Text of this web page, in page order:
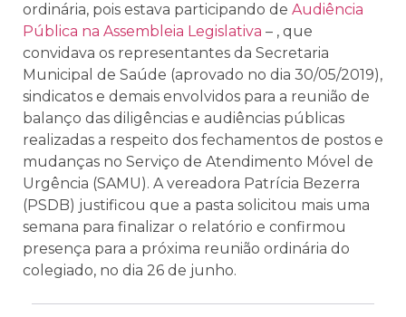
ordinária, pois estava participando de Audiência
Pública na Assembleia Legislativa – , que
convidava os representantes da Secretaria
Municipal de Saúde (aprovado no dia 30/05/2019),
sindicatos e demais envolvidos para a reunião de
balanço das diligências e audiências públicas
realizadas a respeito dos fechamentos de postos e
mudanças no Serviço de Atendimento Móvel de
Urgência (SAMU). A vereadora Patrícia Bezerra
(PSDB) justificou que a pasta solicitou mais uma
semana para finalizar o relatório e confirmou
presença para a próxima reunião ordinária do
colegiado, no dia 26 de junho.